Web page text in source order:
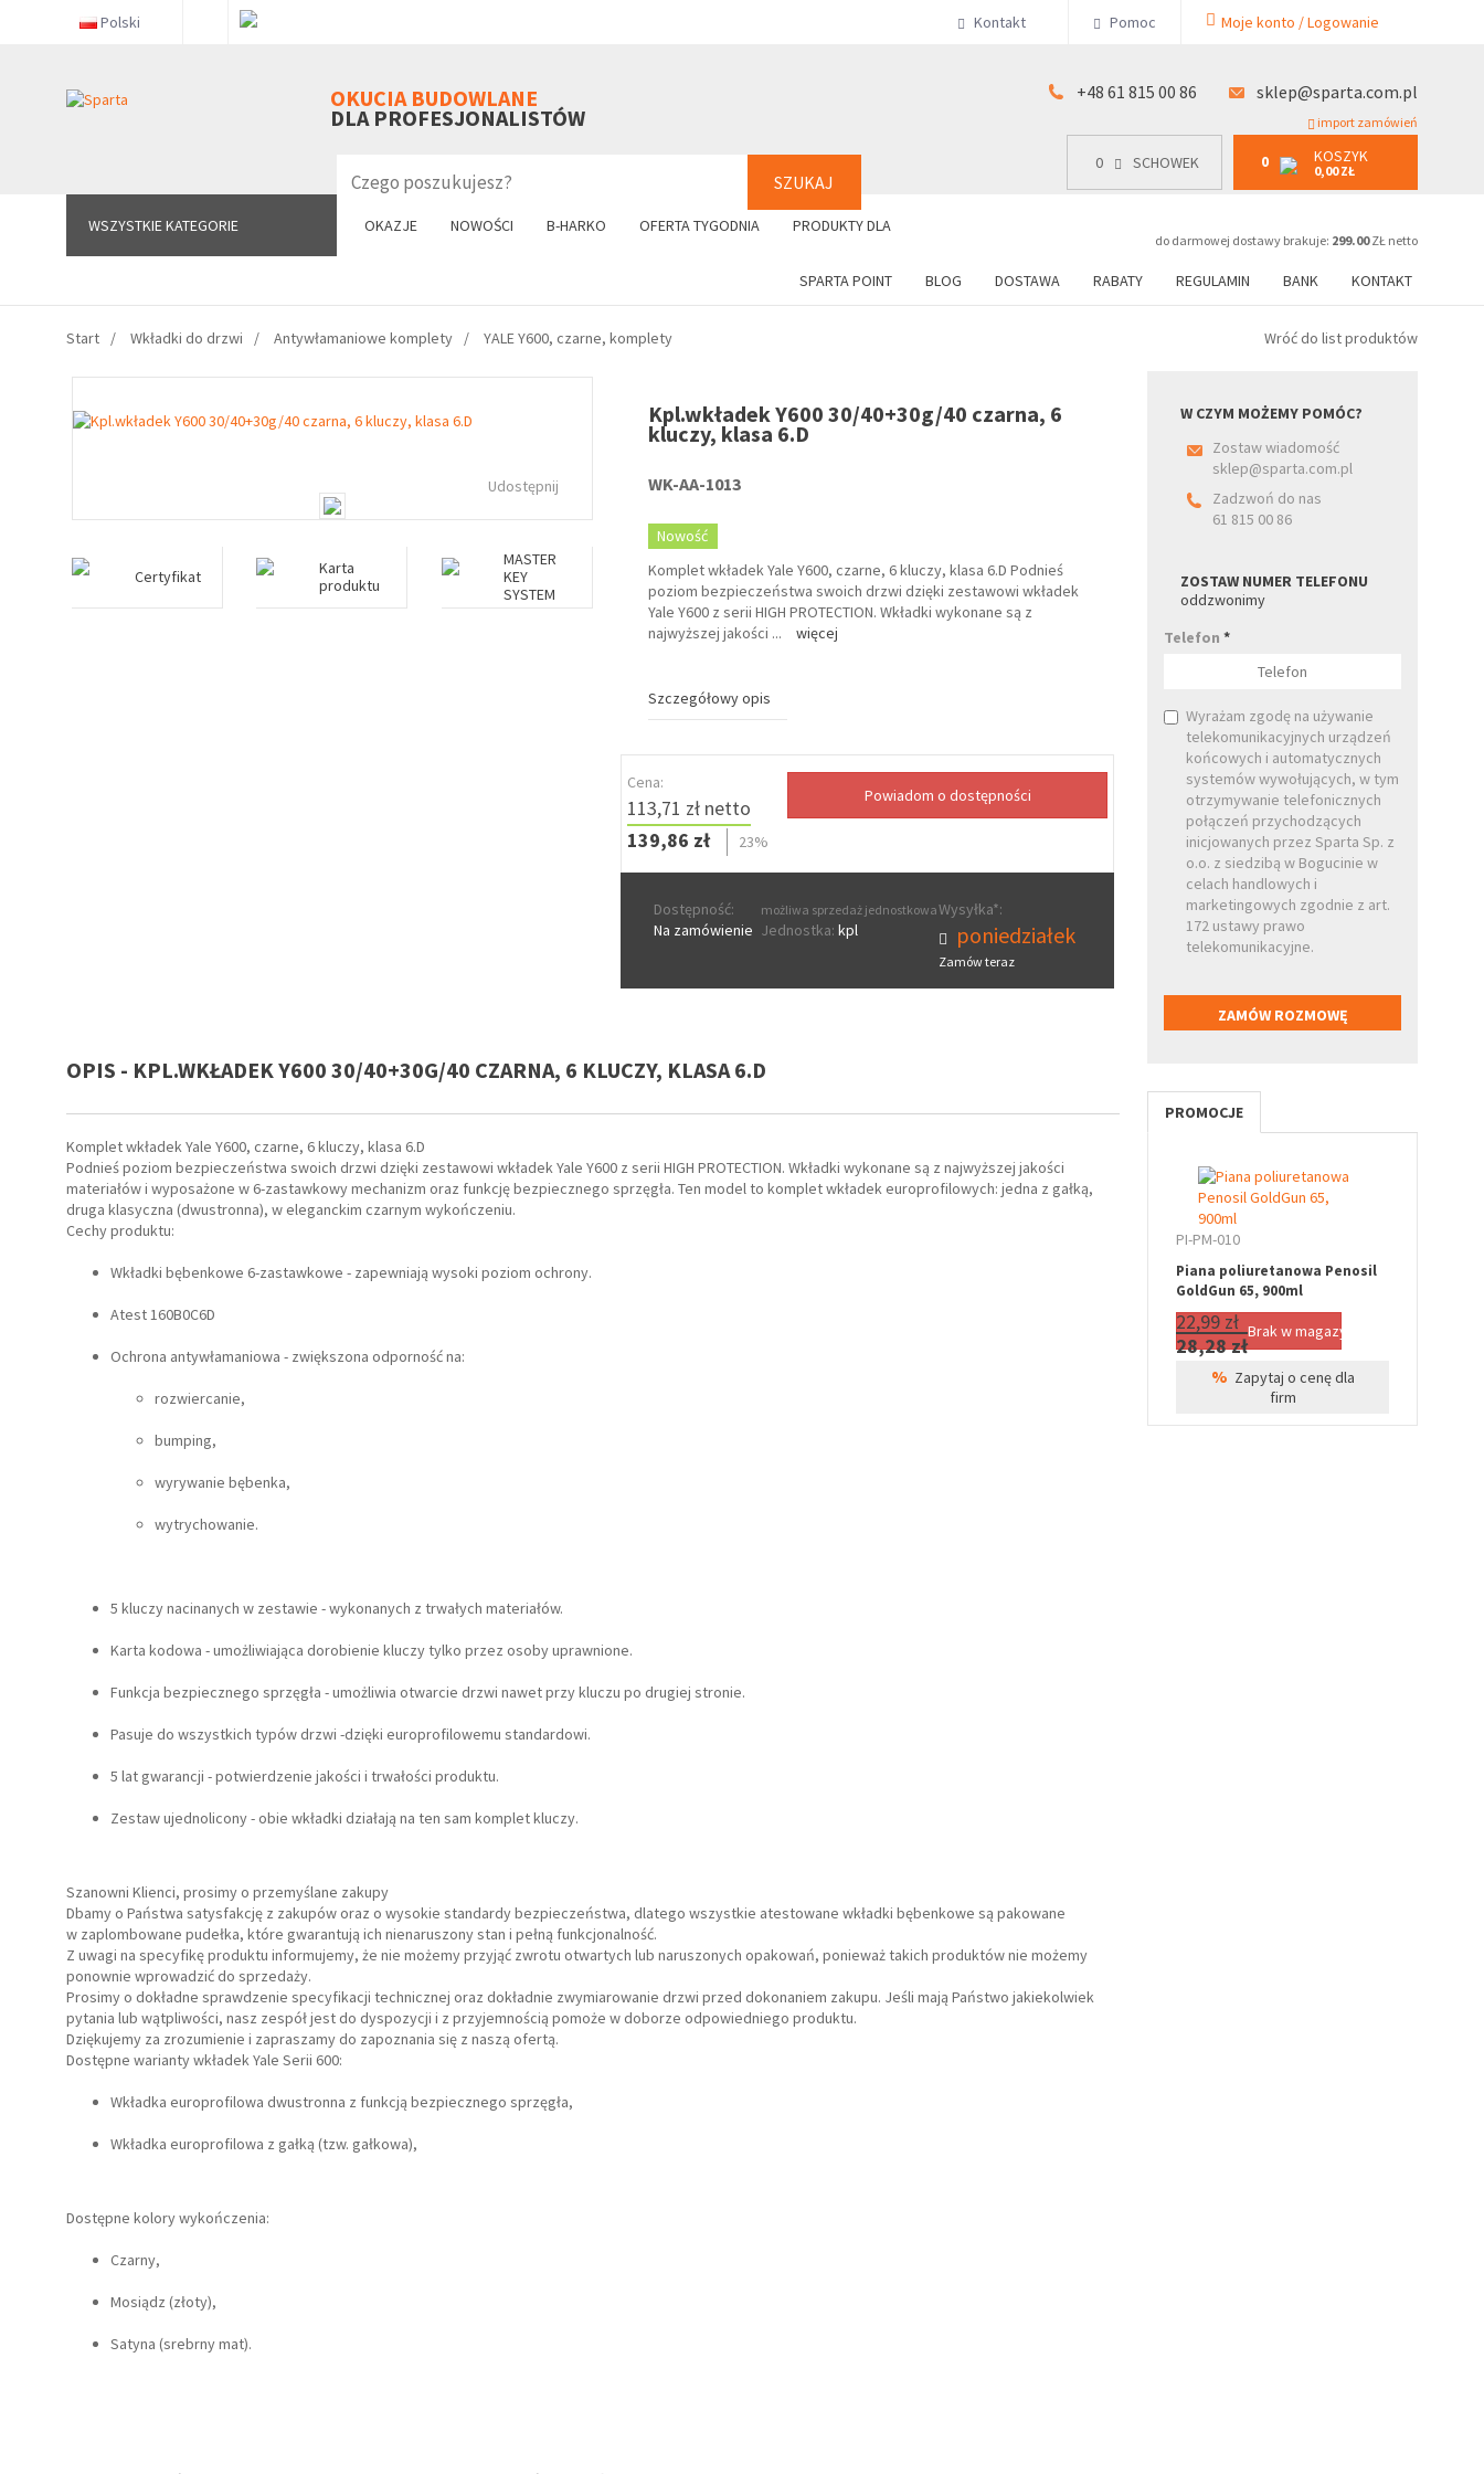
Polski Kontakt Pomoc Moje konto / Logowanie
OKUCIA BUDOWLANE
DLA PROFESJONALISTÓW
SZUKAJ
+48 61 815 00 86 sklep@sparta.com.pl
import zamówień
0 SCHOWEK 0 KOSZYK
0,00 ZŁ
do darmowej dostawy brakuje: 299.00ZŁ netto
WSZYSTKIE KATEGORIE OKAZJE NOWOŚCI B-HARKO OFERTA TYGODNIA PRODUKTY DLA
SPARTA POINT BLOG DOSTAWA RABATY REGULAMIN BANK KONTAKT
WSZYSTKIE KATEGORIE 0 SCHOWEK 0 KOSZYK
0,00 ZŁ
+48 61 815 00 86
Start Wkładki do drzwi Antywłamaniowe komplety YALE Y600, czarne, komplety Wróć do list produktów
Udostępnij
Certyfikat
Karta
produktu
MASTER
KEY
SYSTEM
Kpl.wkładek Y600 30/40+30g/40 czarna, 6
kluczy, klasa 6.D
WK-AA-1013
Nowość
Komplet wkładek Yale Y600, czarne, 6 kluczy, klasa 6.D Podnieś
poziom bezpieczeństwa swoich drzwi dzięki zestawowi wkładek
Yale Y600 z serii HIGH PROTECTION. Wkładki wykonane są z
najwyższej jakości ... więcej
Szczegółowy opis
Cena:
113,71 zł netto
139,86 zł
23%
Dostępność:
Na zamówienie
możliwa sprzedaż jednostkowa
Jednostka: kpl
Wysyłka*:
poniedziałek
Zamów teraz
OPIS - KPL.WKŁADEK Y600 30/40+30G/40 CZARNA, 6 KLUCZY, KLASA 6.D
Komplet wkładek Yale Y600, czarne, 6 kluczy, klasa 6.D
Podnieś poziom bezpieczeństwa swoich drzwi dzięki zestawowi wkładek Yale Y600 z serii HIGH PROTECTION. Wkładki wykonane są z najwyższej jakości
materiałów i wyposażone w 6-zastawkowy mechanizm oraz funkcję bezpiecznego sprzęgła. Ten model to komplet wkładek europrofilowych: jedna z gałką,
druga klasyczna (dwustronna), w eleganckim czarnym wykończeniu.
Cechy produktu:
Wkładki bębenkowe 6-zastawkowe - zapewniają wysoki poziom ochrony.
Atest 160B0C6D
Ochrona antywłamaniowa - zwiększona odporność na:
rozwiercanie,
bumping,
wyrywanie bębenka,
wytrychowanie.
5 kluczy nacinanych w zestawie - wykonanych z trwałych materiałów.
Karta kodowa - umożliwiająca dorobienie kluczy tylko przez osoby uprawnione.
Funkcja bezpiecznego sprzęgła - umożliwia otwarcie drzwi nawet przy kluczu po drugiej stronie.
Pasuje do wszystkich typów drzwi -dzięki europrofilowemu standardowi.
5 lat gwarancji - potwierdzenie jakości i trwałości produktu.
Zestaw ujednolicony - obie wkładki działają na ten sam komplet kluczy.
Szanowni Klienci, prosimy o przemyślane zakupy
Dbamy o Państwa satysfakcję z zakupów oraz o wysokie standardy bezpieczeństwa, dlatego wszystkie atestowane wkładki bębenkowe są pakowane
w zaplombowane pudełka, które gwarantują ich nienaruszony stan i pełną funkcjonalność.
Z uwagi na specyfikę produktu informujemy, że nie możemy przyjąć zwrotu otwartych lub naruszonych opakowań, ponieważ takich produktów nie możemy
ponownie wprowadzić do sprzedaży.
Prosimy o dokładne sprawdzenie specyfikacji technicznej oraz dokładnie zwymiarowanie drzwi przed dokonaniem zakupu. Jeśli mają Państwo jakiekolwiek
pytania lub wątpliwości, nasz zespół jest do dyspozycji i z przyjemnością pomoże w doborze odpowiedniego produktu.
Dziękujemy za zrozumienie i zapraszamy do zapoznania się z naszą ofertą.
Dostępne warianty wkładek Yale Serii 600:
Wkładka europrofilowa dwustronna z funkcją bezpiecznego sprzęgła,
Wkładka europrofilowa z gałką (tzw. gałkowa),
Dostępne kolory wykończenia:
Czarny,
Mosiądz (złoty),
Satyna (srebrny mat).
W CZYM MOŻEMY POMÓC?
Zostaw wiadomość
sklep@sparta.com.pl
Zadzwoń do nas
61 815 00 86
ZOSTAW NUMER TELEFONU
oddzwonimy
Telefon*
Wyrażam zgodę na używanie
telekomunikacyjnych urządzeń
końcowych i automatycznych
systemów wywołujących, w tym
otrzymywanie telefonicznych
połączeń przychodzących
inicjowanych przez Sparta Sp. z
o.o. z siedzibą w Bogucinie w
celach handlowych i
marketingowych zgodnie z art.
172 ustawy prawo
telekomunikacyjne.
PROMOCJE
PI-PM-010
Piana poliuretanowa Penosil
GoldGun 65, 900ml
22,99 zł
28,28 zł
Brak w magazynie
% Zapytaj o cenę dla
firm